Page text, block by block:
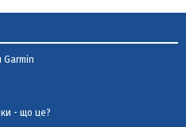
Garmin
- що це?